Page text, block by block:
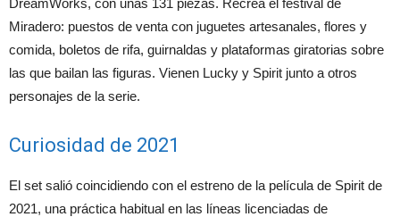
Miradero: puestos de venta con juguetes artesanales, flores y
comida, boletos de rifa, guirnaldas y plataformas giratorias sobre
las que bailan las figuras. Vienen Lucky y Spirit junto a otros
personajes de la serie.
Curiosidad de 2021
El set salió coincidiendo con el estreno de la película de Spirit de
2021, una práctica habitual en las líneas licenciadas de